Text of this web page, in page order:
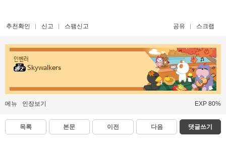
추천확인 신고 스팸신고 공유 스크랩
인벤러
Skywalkers
메뉴 인장보기 EXP 80%
목록 본문 이전 다음 댓글쓰기